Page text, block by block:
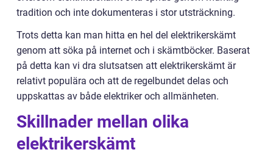
tradition och inte dokumenteras i stor utsträckning.
Trots detta kan man hitta en hel del elektrikerskämt
genom att söka på internet och i skämtböcker. Baserat
på detta kan vi dra slutsatsen att elektrikerskämt är
relativt populära och att de regelbundet delas och
uppskattas av både elektriker och allmänheten.
Skillnader mellan olika
elektrikerskämt